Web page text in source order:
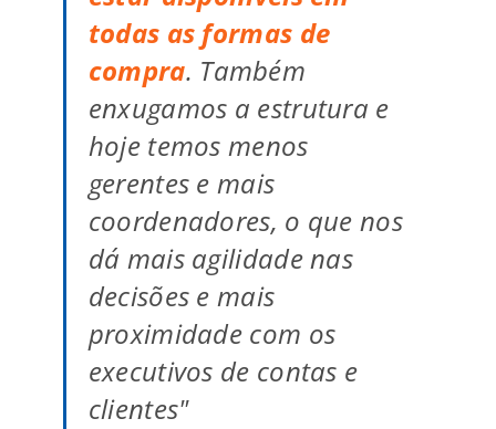
todas as formas de
compra. Também
enxugamos a estrutura e
hoje temos menos
gerentes e mais
coordenadores, o que nos
dá mais agilidade nas
decisões e mais
proximidade com os
executivos de contas e
clientes"